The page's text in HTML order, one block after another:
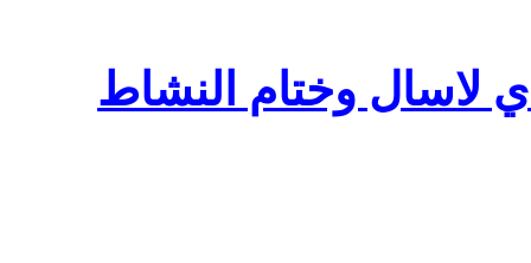
لاسال وختام النشاط